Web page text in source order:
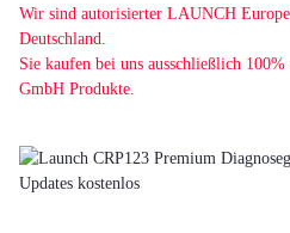
Wir sind autorisierter LAUNCH
Deutschland.
Sie kaufen bei uns ausschließlich
GmbH Produkte.